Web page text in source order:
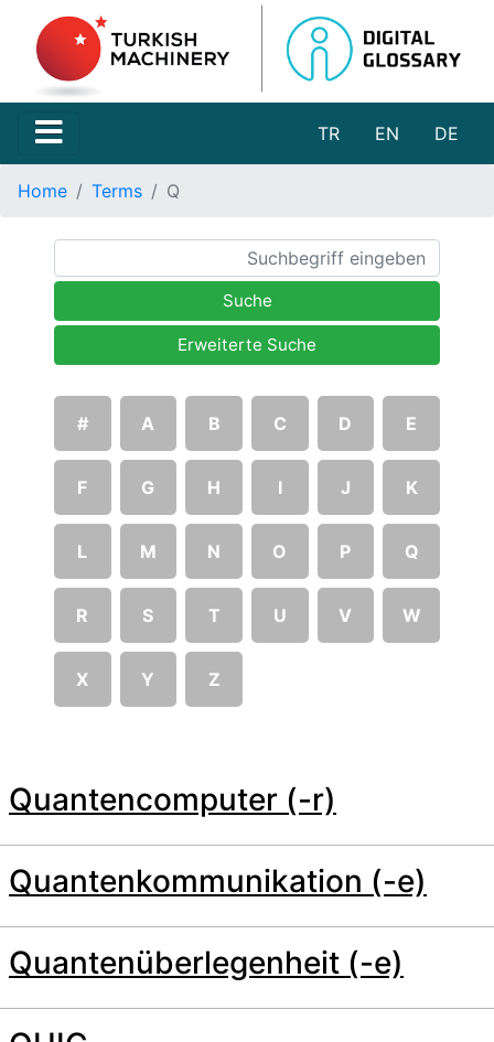
TR EN DE
Home Terms Q
Suche
Erweiterte Suche
# A B C D E
F G H I J K
L M N O P Q
R S T U V W
X Y Z
Quantencomputer (-r)
Quantenkommunikation (-e)
Quantenüberlegenheit (-e)